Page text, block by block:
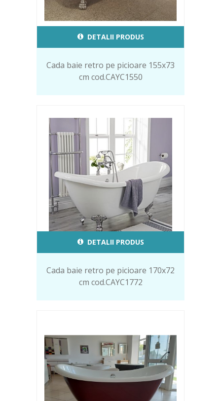
DETALII PRODUS
Cada baie retro pe picioare 155x73
cm cod.CAYC1550
DETALII PRODUS
Cada baie retro pe picioare 170x72
cm cod.CAYC1772